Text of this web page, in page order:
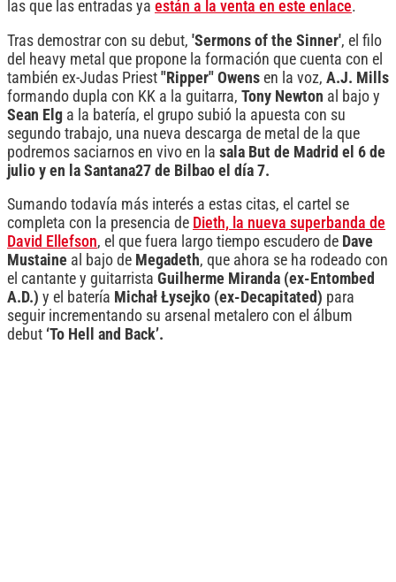
las que las entradas ya están a la venta en este enlace.
Tras demostrar con su debut, 'Sermons of the Sinner', el filo
del heavy metal que propone la formación que cuenta con el
también ex-Judas Priest "Ripper" Owens en la voz, A.J. Mills
formando dupla con KK a la guitarra, Tony Newton al bajo y
Sean Elg a la batería, el grupo subió la apuesta con su
segundo trabajo, una nueva descarga de metal de la que
podremos saciarnos en vivo en la sala But de Madrid el 6 de
julio y en la Santana27 de Bilbao el día 7.
Sumando todavía más interés a estas citas, el cartel se
completa con la presencia de Dieth, la nueva superbanda de
David Ellefson, el que fuera largo tiempo escudero de Dave
Mustaine al bajo de Megadeth, que ahora se ha rodeado con
el cantante y guitarrista Guilherme Miranda (ex-Entombed
A.D.) y el batería Michał Łysejko (ex-Decapitated) para
seguir incrementando su arsenal metalero con el álbum
debut ‘To Hell and Back’.